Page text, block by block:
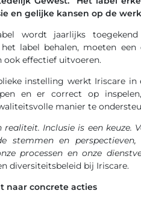
en gelijke kansen op de
wordt jaarlijks
label behalen, moeten
ook effectief uitvoeren.
instelling werkt Iriscare
en er correct op
manier te
realiteit. Inclusie is een
stemmen en
processen en onze
diversiteitsbeleid bij Iriscare.
naar concrete acties